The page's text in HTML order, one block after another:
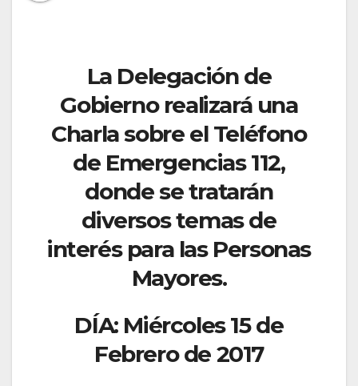
La Delegación de
Gobierno realizará una
Charla sobre el Teléfono
de Emergencias 112,
donde se tratarán
diversos temas de
interés para las Personas
Mayores.
DÍA: Miércoles 15 de
Febrero de 2017